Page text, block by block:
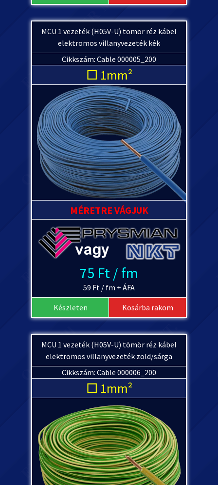
MCU 1 vezeték (H05V-U) tömör réz kábel
elektromos villanyvezeték kék
Cikkszám: Cable 000005_200
□ 1mm²
MÉRETRE VÁGJUK
75 Ft / fm
59 Ft / fm + ÁFA
Készleten Kosárba rakom
MCU 1 vezeték (H05V-U) tömör réz kábel
elektromos villanyvezeték zöld/sárga
Cikkszám: Cable 000006_200
□ 1mm²